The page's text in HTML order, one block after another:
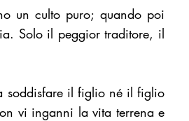
un culto puro; quando poi
Solo il peggior traditore, il
soddisfare il figlio né il figlio
vi inganni la vita terrena e